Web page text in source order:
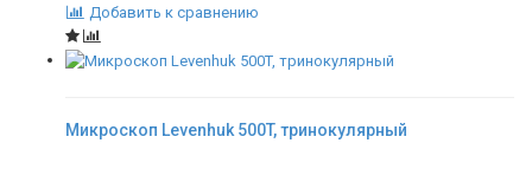
Добавить к сравнению
Микроскоп Levenhuk 500T, тринокулярный